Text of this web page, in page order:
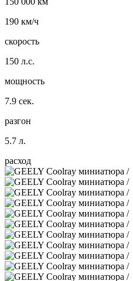
190 км/ч
скорость
150 л.с.
мощность
7.9 сек.
разгон
5.7 л.
расход